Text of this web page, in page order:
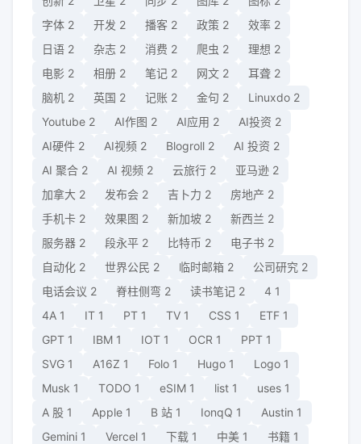
字体 2 开发 2 播客 2 政策 2 效率 2
日语 2 杂志 2 消费 2 爬虫 2 理想 2
电影 2 相册 2 笔记 2 网文 2 耳聋 2
脑机 2 英国 2 记账 2 金句 2 Linuxdo 2
Youtube 2 AI作图 2 AI应用 2 AI投资 2
AI硬件 2 AI视频 2 Blogroll 2 AI 投资 2
AI 聚合 2 AI 视频 2 云旅行 2 亚马逊 2
加拿大 2 发布会 2 吉卜力 2 房地产 2
手机卡 2 效果图 2 新加坡 2 新西兰 2
服务器 2 段永平 2 比特币 2 电子书 2
自动化 2 世界公民 2 临时邮箱 2 公司研究 2
电话会议 2 脊柱侧弯 2 读书笔记 2 4 1
4A 1 IT 1 PT 1 TV 1 CSS 1 ETF 1
GPT 1 IBM 1 IOT 1 OCR 1 PPT 1
SVG 1 A16Z 1 Folo 1 Hugo 1 Logo 1
Musk 1 TODO 1 eSIM 1 list 1 uses 1
A 股 1 Apple 1 B 站 1 IonqQ 1 Austin 1
Gemini 1 Vercel 1 下载 1 中美 1 书籍 1